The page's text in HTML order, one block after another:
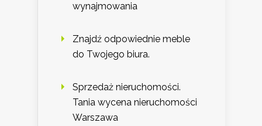
wynajmowania
Znajdź odpowiednie meble
do Twojego biura.
Sprzedaż nieruchomości.
Tania wycena nieruchomości
Warszawa